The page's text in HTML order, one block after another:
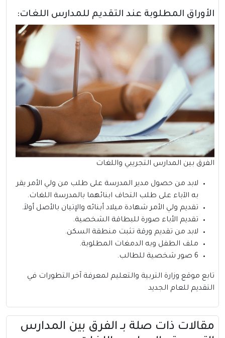
الأوراق المطلوبة عند التقديم للمدارس اللغات:
الفرق بين المدارس التجريبي واللغات
لابد من حصول مدير المدرسة على طلب من ولي الأمر يقر
به الآباء على طلب التحاف ابنائهما بالمدرسة اللغات.
تقديم ولي الأمر شهادة ميلاد أبنائه والإتيان بالأصل أولاَ.
تقديم الأباء صورة للبطاقة الشخصية.
لابد من تقديم ورقة تثبت منطقة السكن.
ملف الطفل وبه الدمغات المطلوبة.
تابعموقع وزارة التربية والتعليملمعرفة آخر التطورات في
التقديم للعام الجديد
مقالات ذات صلة بــ الفرق بين المدارس